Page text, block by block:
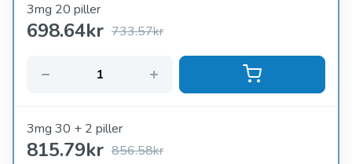
3mg 20 piller
698.64kr 733.57kr
3mg 30 + 2 piller
815.79kr 856.58kr